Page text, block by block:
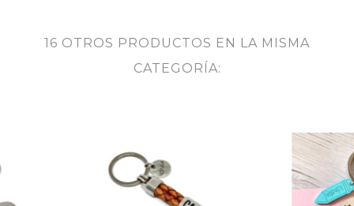
16 OTROS PRODUCTOS EN LA MISMA
CATEGORÍA: